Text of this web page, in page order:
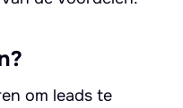
om leads te